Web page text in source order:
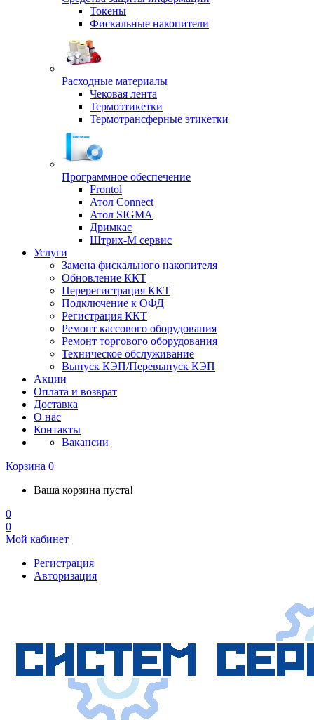
Токены
Фискальные накопители
Расходные материалы
Чековая лента
Термоэтикетки
Термотрансферные этикетки
Программное обеспечение
Frontol
Атол Connect
Атол SIGMA
Дримкас
Штрих-М сервис
Услуги
Замена фискального накопителя
Обновление ККТ
Перерегистрация ККТ
Подключение к ОФД
Регистрация ККТ
Ремонт кассового оборудования
Ремонт торгового оборудования
Техническое обслуживание
Выпуск КЭП/Перевыпуск КЭП
Акции
Оплата и возврат
Доставка
О нас
Контакты
Вакансии
Корзина 0
Ваша корзина пуста!
0
0
Мой кабинет
Регистрация
Авторизация